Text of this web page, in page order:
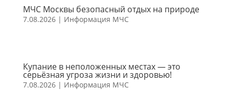
МЧС Москвы безопасный отдых на природе
7.08.2026| Информация МЧС
Купание в неположенных местах — это
серьёзная угроза жизни и здоровью!
7.08.2026| Информация МЧС